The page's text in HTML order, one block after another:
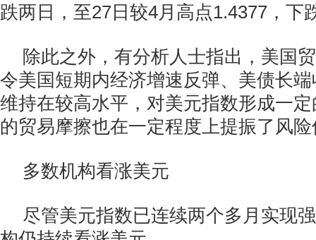
跌两日，至27日较4月高点1.4377，下
除此之外，有分析人士指出，美国
令美国短期内经济增速反弹、美债长
维持在较高水平，对美元指数形成一
的贸易摩擦也在一定程度上提振了风
多数机构看涨美元
尽管美元指数已连续两个多月实现